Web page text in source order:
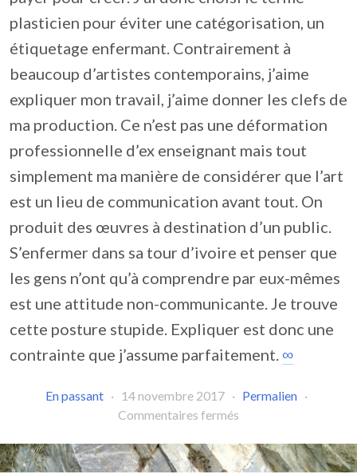
plasticien pour éviter une catégorisation, un
étiquetage enfermant. Contrairement à
beaucoup d’artistes contemporains, j’aime
expliquer mon travail, j’aime donner les clefs de
ma production. Ce n’est pas une déformation
professionnelle d’ex enseignant mais tout
simplement ma manière de considérer que l’art
est un lieu de communication avant tout. On
produit des œuvres à destination d’un public.
S’enfermer dans sa tour d’ivoire et penser que
les gens n’ont qu’à comprendre par eux-mêmes
est une attitude non-communicante. Je trouve
cette posture stupide. Expliquer est donc une
contrainte que j’assume parfaitement. ∞
En passant · 14 novembre 2017 · Permalien ·
Commentaires fermés